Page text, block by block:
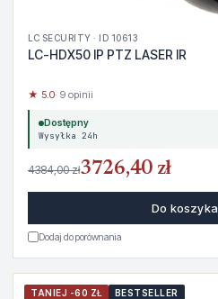
LC SECURITY · ID 10613
LC-HDX50 IP PTZ LASER IR
★ 5.0· 9 opinii
Dostępny
Wysyłka 24h
4384,00 zł3726,40 zł
Do koszyka
Dodaj do porównania
TANIEJ -60 ZŁ BESTSELLER